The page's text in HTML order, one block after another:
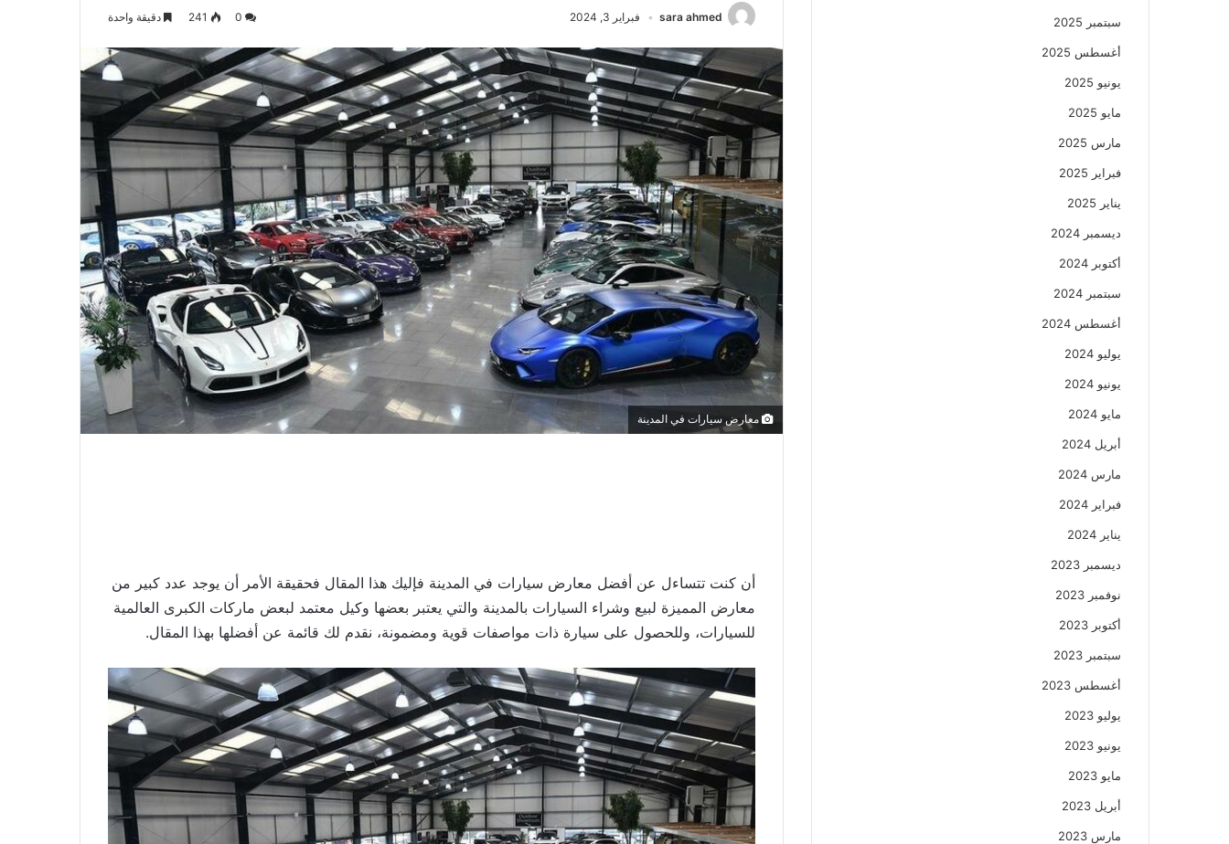
sara ahmed فبراير 3, 2024 241 دقيقة واحدة
معارض سيارات في المدينة
أن كنت تتساءل عن أفضل معارض سيارات في المدينة فإليك هذا المقال فحقيقة الأمر أن يوجد عدد كبير من
معارض المميزة لبيع وشراء السيارات بالمدينة والتي يعتبر بعضها وكيل معتمد لبعض ماركات الكبرى العالمية
للسيارات، وللحصول على سيارة ذات مواصفات قوية ومضمونة، نقدم لك قائمة عن أفضلها بهذا المقال.
سبتمبر 2025
أغسطس 2025
يونيو 2025
مايو 2025
مارس 2025
فبراير 2025
يناير 2025
ديسمبر 2024
أكتوبر 2024
سبتمبر 2024
أغسطس 2024
يوليو 2024
يونيو 2024
مايو 2024
أبريل 2024
مارس 2024
فبراير 2024
يناير 2024
ديسمبر 2023
نوفمبر 2023
أكتوبر 2023
سبتمبر 2023
أغسطس 2023
يوليو 2023
يونيو 2023
مايو 2023
أبريل 2023
مارس 2023